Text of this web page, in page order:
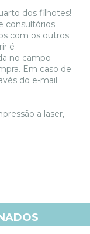
dos filhotes!
consultórios
com os outros
é
no campo
Em caso de
do e-mail
a laser,